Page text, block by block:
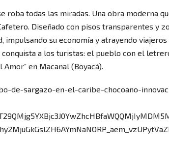
roba todas las miradas. Una obra moderna
Diseñado con pisos transparentes y
impulsando su economía y atrayendo viajeros
a los turistas: el pueblo con el
en Macanal (Boyacá).
de-sargazo-en-el-caribe-chocoano-